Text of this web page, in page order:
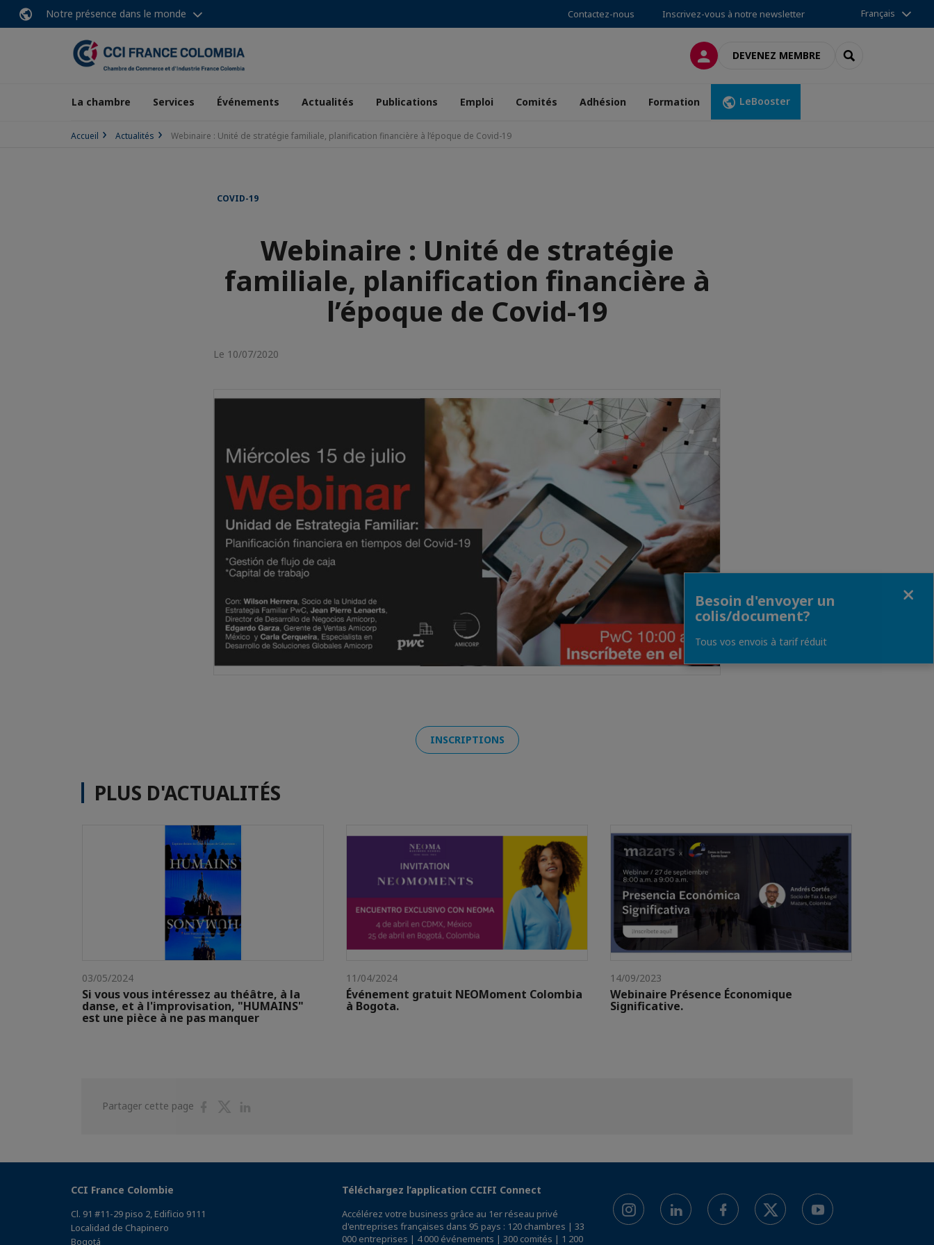
Notre présence dans le monde Contactez-nous Inscrivez-vous à notre newsletter Français
CONNEXIONDEVENEZ MEMBRE RECHERCHER
La chambre Services Événements Actualités Publications Emploi Comités Adhésion Formation LeBooster
Accueil Actualités Webinaire : Unité de stratégie familiale, planification financière à l’époque de Covid-19
COVID-19
Webinaire : Unité de stratégie
familiale, planification financière à
l’époque de Covid-19
Le 10/07/2020
INSCRIPTIONS
PLUS D'ACTUALITÉS
03/05/2024
Si vous vous intéressez au théâtre, à la
danse, et à l'improvisation, "HUMAINS"
est une pièce à ne pas manquer
11/04/2024
Événement gratuit NEOMoment Colombia
à Bogota.
14/09/2023
Webinaire Présence Économique
Significative.
Partager cette page
PartagerPartager
CCI France Colombie
Cl. 91 #11-29 piso 2, Edificio 9111
Localidad de Chapinero
Bogotá
Téléchargez l’application CCIFI Connect
Accélérez votre business grâce au 1er réseau privé
d'entreprises françaises dans 95 pays : 120 chambres | 33
000 entreprises | 4 000 événements | 300 comités | 1 200
Besoin d'envoyer un
colis/document?
Tous vos envois à tarif réduit